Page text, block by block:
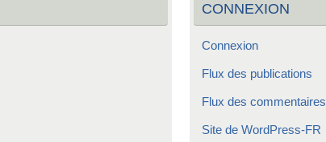
CONNEXION
Connexion
Flux des publications
Flux des commentaires
Site de WordPress-FR